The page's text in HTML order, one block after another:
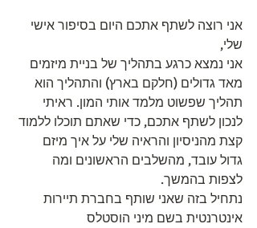
אני רוצה לשתף אתכם היום בסיפור אישי
שלי,
אני נמצא כרגע בתהליך של בניית מיזמים
מאד גדולים (חלקם בארץ) והתהליך הוא
תהליך שפשוט מלמד אותי המון. ראיתי
לנכון לשתף אתכם, כדי שאתם תוכלו ללמוד
קצת מהניסיון והראיה שלי על איך מיזם
גדול עובד, מהשלבים הראשונים ומה
לצפות בהמשך.
נתחיל בזה שאני שותף בחברת תיירות
אינטרנטית בשם מיני הוסטלס